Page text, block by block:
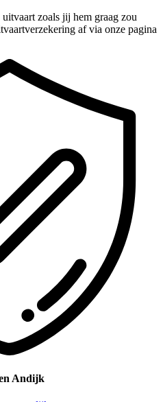
zoals jij hem graag zou
af via onze pagina
Andijk